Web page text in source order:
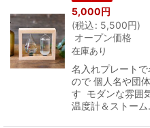
5,000円
(税込: 5,500円)
オープン価格
在庫あり
名入れプレート
ので 個人名や団
す モダンな雰囲
温度計＆ストー